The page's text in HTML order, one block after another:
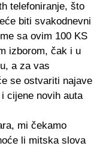
telefoniranje, što
biti svakodnevni
sa ovim 100 KS
izborom, čak i u
a za vas
se ostvariti najave
cijene novih auta
mi čekamo
li mitska slova